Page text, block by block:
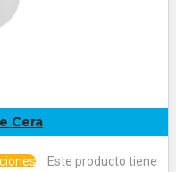
Cera
Este producto tiene